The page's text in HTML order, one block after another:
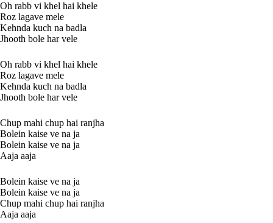
Oh rabb vi khel hai khele
Roz lagave mele
Kehnda kuch na badla
Jhooth bole har vele
Oh rabb vi khel hai khele
Roz lagave mele
Kehnda kuch na badla
Jhooth bole har vele
Chup mahi chup hai ranjha
Bolein kaise ve na ja
Bolein kaise ve na ja
Aaja aaja
Bolein kaise ve na ja
Bolein kaise ve na ja
Chup mahi chup hai ranjha
Aaja aaja